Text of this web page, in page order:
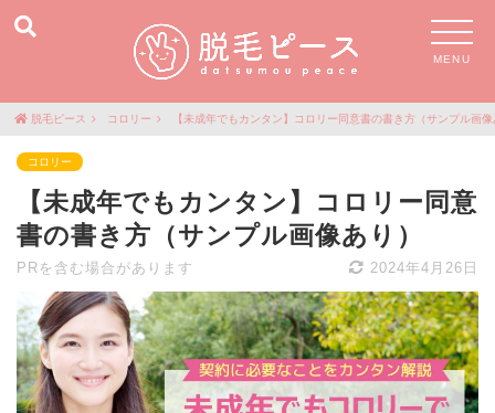
MENU
脱毛ピース コロリー 【未成年でもカンタン】コロリー同意書の書き方（サンプル画
コロリー
【未成年でもカンタン】コロリー同意
書の書き方（サンプル画像あり）
PRを含む場合があります 2024年4月26日